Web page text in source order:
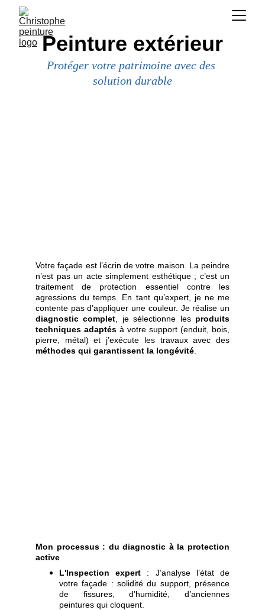
Peinture extérieur
Protéger votre patrimoine avec des
solution durable
Votre façade est l’écrin de votre maison. La peindre
n’est pas un acte simplement esthétique ; c’est un
traitement de protection essentiel contre les
agressions du temps. En tant qu’expert, je ne me
contente pas d’appliquer une couleur. Je réalise un
diagnostic complet , je sélectionne les produits
techniques adaptés à votre support (enduit, bois,
pierre, métal) et j’exécute les travaux avec des
méthodes qui garantissent la longévité
Mon processus : du diagnostic à la protection
active
L'Inspection expert : J’analyse l’état de
votre façade : solidité du support, présence
de fissures, d’humidité, d’anciennes
peintures qui cloquent.